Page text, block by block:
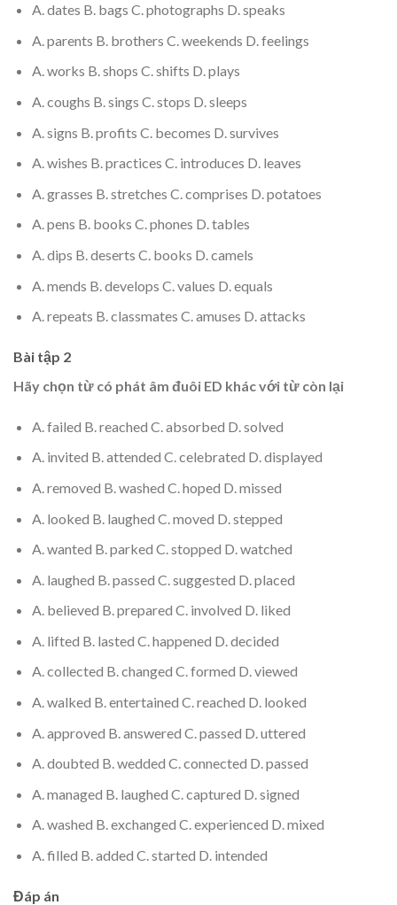
A. dates B. bags C. photographs D. speaks
A. parents B. brothers C. weekends D. feelings
A. works B. shops C. shifts D. plays
A. coughs B. sings C. stops D. sleeps
A. signs B. profits C. becomes D. survives
A. wishes B. practices C. introduces D. leaves
A. grasses B. stretches C. comprises D. potatoes
A. pens B. books C. phones D. tables
A. dips B. deserts C. books D. camels
A. mends B. develops C. values D. equals
A. repeats B. classmates C. amuses D. attacks
Bài tập 2
Hãy chọn từ có phát âm đuôi ED khác với từ còn lại
A. failed B. reached C. absorbed D. solved
A. invited B. attended C. celebrated D. displayed
A. removed B. washed C. hoped D. missed
A. looked B. laughed C. moved D. stepped
A. wanted B. parked C. stopped D. watched
A. laughed B. passed C. suggested D. placed
A. believed B. prepared C. involved D. liked
A. lifted B. lasted C. happened D. decided
A. collected B. changed C. formed D. viewed
A. walked B. entertained C. reached D. looked
A. approved B. answered C. passed D. uttered
A. doubted B. wedded C. connected D. passed
A. managed B. laughed C. captured D. signed
A. washed B. exchanged C. experienced D. mixed
A. filled B. added C. started D. intended
Đáp án